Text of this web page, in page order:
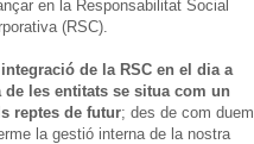
en la Responsabilitat Social
(RSC).
integració de la RSC en el dia a
de les entitats se situa com un
reptes de futur; des de com duem
la gestió interna de la nostra